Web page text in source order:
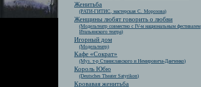
Женитьба
(РАТИ-ГИТИС, мастерская С. Морозова)
Женщины любят говорить о любви
(Модельтеатр совместно с IV-м национальным фестивалем
Итальянского театра)
Игорный дом
(Модельтеатр)
Кафе «Сократ»
(Муз. т-р Станиславского и Немировича-Данченко)
Король Юбю
(Deutsches Theater Satyrikon)
Кровавая женитьба